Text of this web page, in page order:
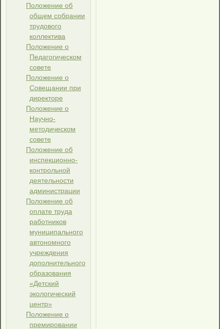
Положение об
общем собрании
трудового
коллектива
Положение о
Педагогическом
совете
Положение о
Совещании при
директоре
Положение о
Научно-
методическом
совете
Положение об
инспекционно-
контрольной
деятельности
администрации
Положение об
оплате труда
работников
муниципального
автономного
учреждения
дополнительного
образования
«Детский
экологический
центр»
Положение о
премировании